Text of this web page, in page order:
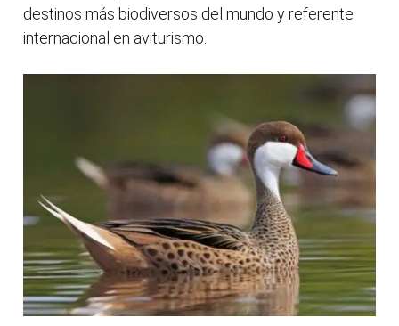
destinos más biodiversos del mundo y referente
internacional en aviturismo.